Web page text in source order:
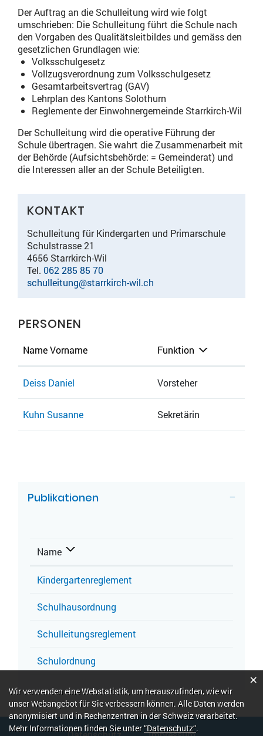
Der Auftrag an die Schulleitung wird wie folgt
umschrieben: Die Schulleitung führt die Schule nach
den Vorgaben des Qualitätsleitbildes und gemäss den
gesetzlichen Grundlagen wie:
Volksschulgesetz
Vollzugsverordnung zum Volksschulgesetz
Gesamtarbeitsvertrag (GAV)
Lehrplan des Kantons Solothurn
Reglemente der Einwohnergemeinde Starrkirch-Wil
Der Schulleitung wird die operative Führung der
Schule übertragen. Sie wahrt die Zusammenarbeit mit
der Behörde (Aufsichtsbehörde: = Gemeinderat) und
die Interessen aller an der Schule Beteiligten.
KONTAKT
Schulleitung für Kindergarten und Primarschule
Schulstrasse 21
4656 Starrkirch-Wil
Tel. 062 285 85 70
schulleitung@starrkirch-wil.ch
PERSONEN
Name Vorname Funktion
Deiss Daniel Vorsteher
Kuhn Susanne Sekretärin
Publikationen
Name
Kindergartenreglement
Schulhausordnung
Schulleitungsreglement
Schulordnung
Fusszeile
Webstatistik
Wir verwenden eine Webstatistik, um herauszufinden, wie wir
unser Webangebot für Sie verbessern können. Alle Daten werden
anonymisiert und in Rechenzentren in der Schweiz verarbeitet.
Mehr Informationen finden Sie unter“Datenschutz“.
×